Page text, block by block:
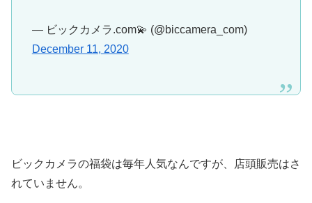
— ビックカメラ.com💫 (@biccamera_com)
December 11, 2020
ビックカメラの福袋は毎年人気なんですが、店頭販売はさ
れていません。